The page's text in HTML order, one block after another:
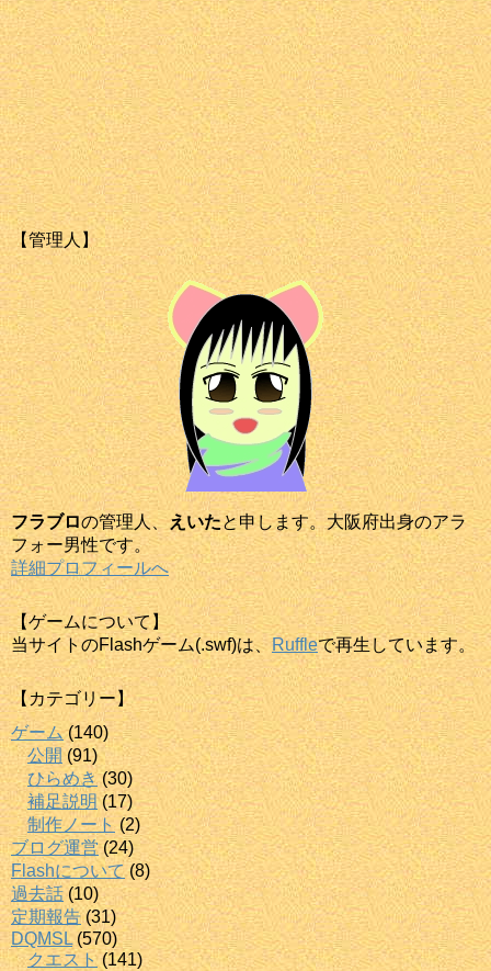
【管理人】
フラブロの管理人、えいたと申します。大阪府出身のアラ
フォー男性です。
詳細プロフィールへ
【ゲームについて】
当サイトのFlashゲーム(.swf)は、 Ruffleで再生しています。
【カテゴリー】
ゲーム(140)
公開(91)
ひらめき(30)
補足説明(17)
制作ノート (2)
ブログ運営(24)
Flashについて(8)
過去話 (10)
定期報告(31)
DQMSL (570)
クエスト(141)